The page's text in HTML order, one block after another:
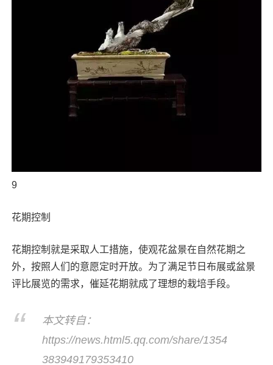
9
花期控制
花期控制就是采取人工措施，使观花盆景在自然花期之
外，按照人们的意愿定时开放。为了满足节日布展或盆景
评比展览的需求，催延花期就成了理想的栽培手段。
本文转自：
https://news.html5.qq.com/share/1354
383949179353410